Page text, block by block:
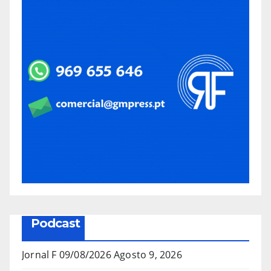
Podcast
Jornal F 09/08/2026Agosto 9, 2026